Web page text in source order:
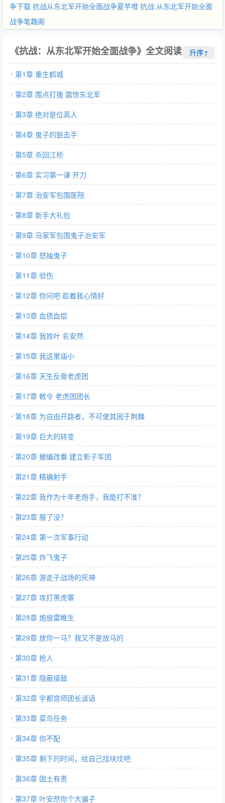
争下载 抗战从东北军开始全面战争夏芋噔 抗战:从东北军开始全面
战争笔趣阁
《抗战：从东北军开始全面战争》全文阅读 升序↑
第1章 重生鹤城
第2章 围点打援 震惊东北军
第3章 绝对是位高人
第4章 鬼子的狙击手
第5章 杀回江桥
第6章 实习第一课 开刀
第7章 治安军包围医院
第8章 新手大礼包
第9章 马家军包围鬼子治安军
第10章 怒抽鬼子
第11章 验伤
第12章 你问吧 趁着我心情好
第13章 血债血偿
第14章 我姓叶 名安然
第15章 我这里庙小
第16章 天生反骨老虎团
第17章 敕令 老虎团团长
第18章 为自由开路者，不可使其困于荆棘
第19章 巨大的转变
第20章 撤编改番 建立影子军团
第21章 精确射手
第22章 我作为十年老炮手，我能打不准？
第23章 服了没？
第24章 第一次军事行动
第25章 炸飞鬼子
第26章 游走于战场的死神
第27章 攻打黑虎寨
第28章 炮旅雷睢生
第29章 放你一马？我又不是放马的
第30章 抢人
第31章 隐蔽接敌
第32章 宇都宫师团长谈话
第33章 菜鸟任务
第34章 你不配
第35章 剩下的时间，给自己找块坟吧
第36章 固土有责
第37章 叶安然你个大骗子